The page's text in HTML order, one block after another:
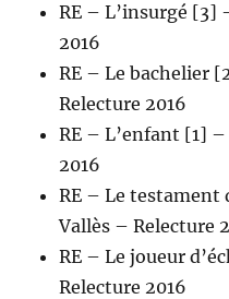
RE – L’insurgé [3]
2016
RE – Le bachelier
Relecture 2016
RE – L’enfant [1]
2016
RE – Le testament
Vallès – Relecture
RE – Le joueur
Relecture 2016